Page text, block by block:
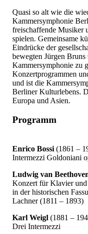
Quasi so alt wie die
Kammersymphonie
freischaffende Musiker
spielen. Gemeinsame
Eindrücke der
bewegten Jürgen
Kammersymphonie zu
Konzertprogrammen
und ist die
Berliner Kulturlebens.
Europa und Asien.
Programm
Enrico Bossi(1861 –
Intermezzi Goldoniani
Ludwig van
Konzert für Klavier
in der historischen
Lachner (1811 – 1893)
Karl Weigl (1881 –
Drei Intermezzi